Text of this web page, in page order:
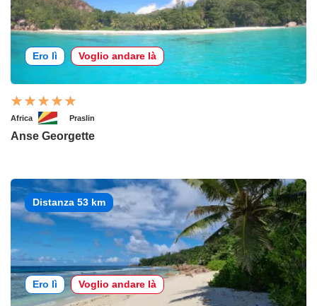
Ero lì Voglio andare là
Africa Praslin
Anse Georgette
Distanza 53 km
Ero lì Voglio andare là